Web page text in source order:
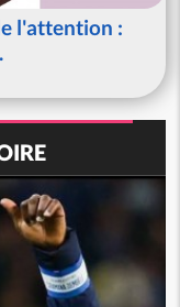
l'attention :